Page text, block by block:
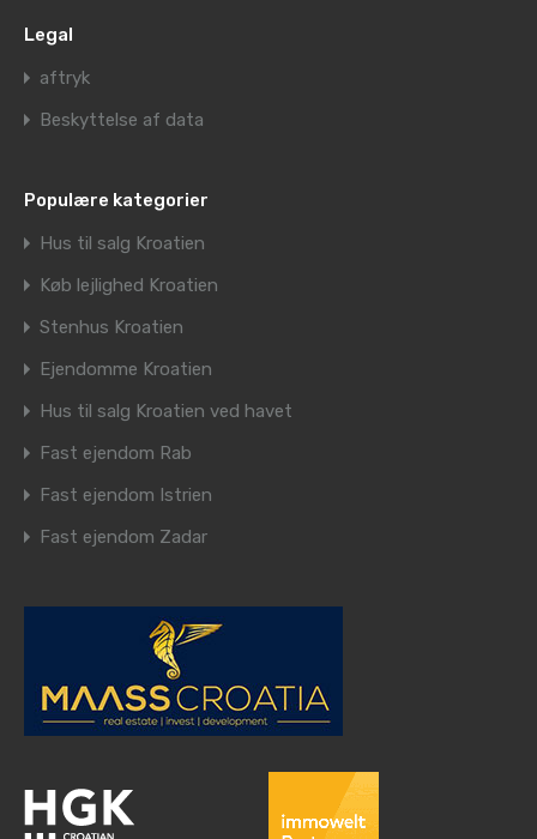
Legal
aftryk
Beskyttelse af data
Populære kategorier
Hus til salg Kroatien
Køb lejlighed Kroatien
Stenhus Kroatien
Ejendomme Kroatien
Hus til salg Kroatien ved havet
Fast ejendom Rab
Fast ejendom Istrien
Fast ejendom Zadar